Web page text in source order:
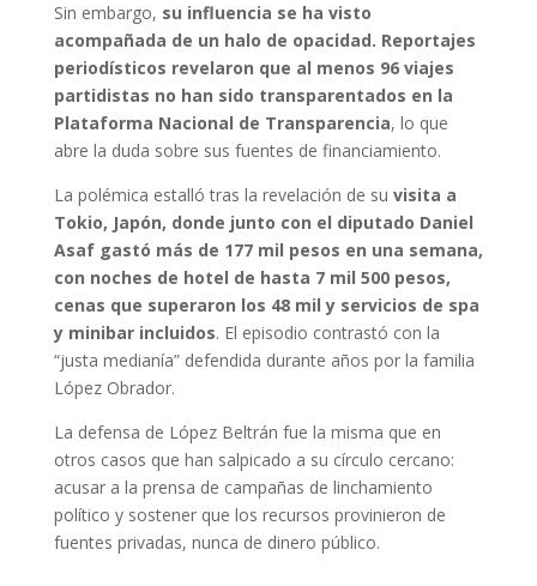
Sin embargo, su influencia se ha visto
acompañada de un halo de opacidad. Reportajes
periodísticos revelaron que al menos 96 viajes
partidistas no han sido transparentados en la
Plataforma Nacional de Transparencia, lo que
abre la duda sobre sus fuentes de financiamiento.
La polémica estalló tras la revelación de su visita a
Tokio, Japón, donde junto con el diputado Daniel
Asaf gastó más de 177 mil pesos en una semana,
con noches de hotel de hasta 7 mil 500 pesos,
cenas que superaron los 48 mil y servicios de spa
y minibar incluidos. El episodio contrastó con la
“justa medianía” defendida durante años por la familia
López Obrador.
La defensa de López Beltrán fue la misma que en
otros casos que han salpicado a su círculo cercano:
acusar a la prensa de campañas de linchamiento
político y sostener que los recursos provinieron de
fuentes privadas, nunca de dinero público.